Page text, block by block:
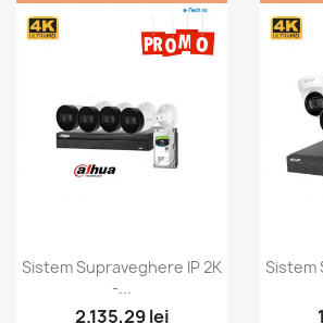
Vizualizare rapida
Sistem Supraveghere IP 2K
-...
2.135,29 lei

Sistem